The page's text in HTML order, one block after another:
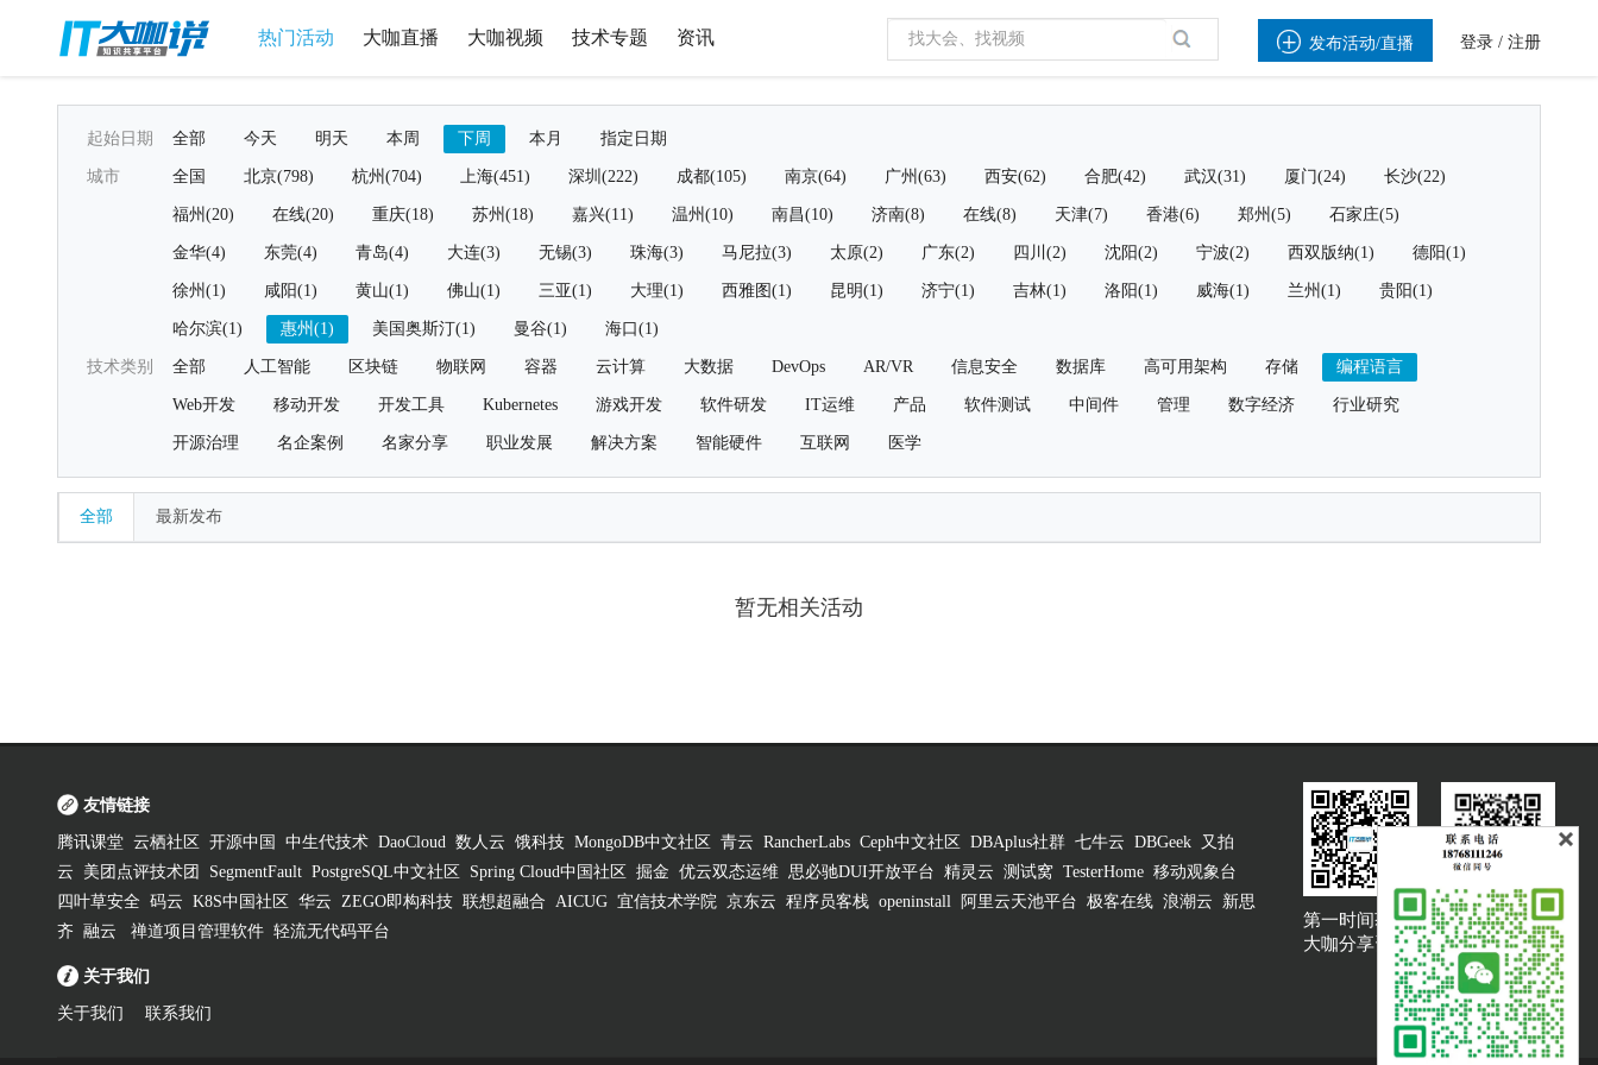
热门活动 大咖直播 大咖视频 技术专题 资讯  发布活动/直播 登录 / 注册
起始日期 全部 今天 明天 本周 下周 本月 指定日期
城市 全国 北京(798) 杭州(704) 上海(451) 深圳(222) 成都(105) 南京(64) 广州(63) 西安(62) 合肥(42) 武汉(31) 厦门(24) 长沙(22)
福州(20) 在线(20) 重庆(18) 苏州(18) 嘉兴(11) 温州(10) 南昌(10) 济南(8) 在线(8) 天津(7) 香港(6) 郑州(5) 石家庄(5)
金华(4) 东莞(4) 青岛(4) 大连(3) 无锡(3) 珠海(3) 马尼拉(3) 太原(2) 广东(2) 四川(2) 沈阳(2) 宁波(2) 西双版纳(1) 德阳(1)
徐州(1) 咸阳(1) 黄山(1) 佛山(1) 三亚(1) 大理(1) 西雅图(1) 昆明(1) 济宁(1) 吉林(1) 洛阳(1) 威海(1) 兰州(1) 贵阳(1)
哈尔滨(1) 惠州(1) 美国奥斯汀(1) 曼谷(1) 海口(1)
技术类别 全部 人工智能 区块链 物联网 容器 云计算 大数据 DevOps AR/VR 信息安全 数据库 高可用架构 存储 编程语言
Web开发 移动开发 开发工具 Kubernetes 游戏开发 软件研发 IT运维 产品 软件测试 中间件 管理 数字经济 行业研究
开源治理 名企案例 名家分享 职业发展 解决方案 智能硬件 互联网 医学
全部 最新发布
暂无相关活动
友情链接
腾讯课堂 云栖社区 开源中国 中生代技术 DaoCloud 数人云 饿科技 MongoDB中文社区 青云 RancherLabs Ceph中文社区 DBAplus社群 七牛云 DBGeek
又拍
云
美团点评技术团 SegmentFault PostgreSQL中文社区 Spring Cloud中国社区 掘金 优云双态运维 思必驰DUI开放平台 精灵云 测试窝 TesterHome 移动观象台
四叶草安全 码云 K8S中国社区 华云 ZEGO即构科技 联想超融合 AICUG 宜信技术学院 京东云 程序员客栈 openinstall 阿里云天池平台 极客在线 浪潮云
新思
齐 融云 禅道项目管理软件 轻流无代码平台
关于我们
关于我们 联系我们
第一时间获取
大咖分享资讯
大咖说吐槽客服